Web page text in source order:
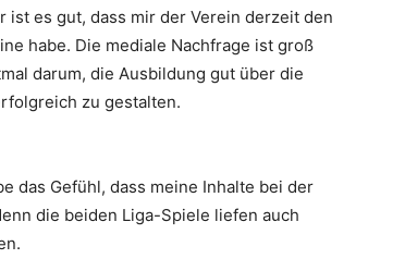
es gut, dass mir der Verein derzeit den
habe. Die mediale Nachfrage ist groß
darum, die Ausbildung gut über die
zu gestalten.
das Gefühl, dass meine Inhalte bei der
die beiden Liga-Spiele liefen auch